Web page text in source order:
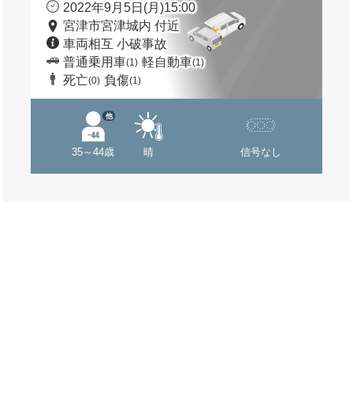
2022年9月5日(月)15:00
宮津市宮津城内 付近
車両相互 小破事故
普通乗用車(1) 軽自動車(1)
死亡(0) 負傷(1)
35～44歳
他
晴 信号なし